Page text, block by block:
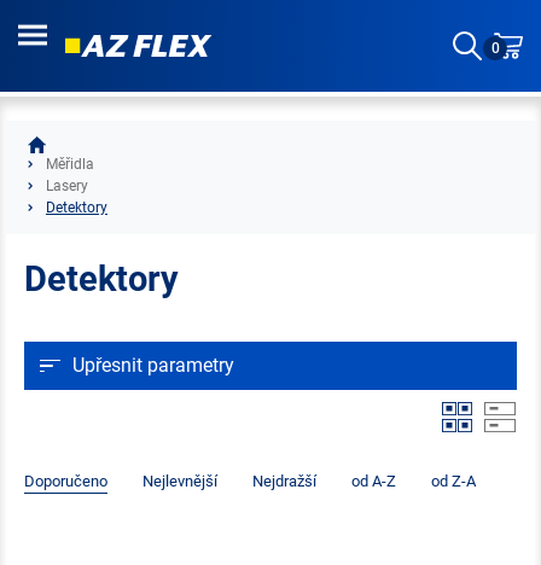
0
Měřidla
Lasery
Detektory
Detektory
Upřesnit parametry
Doporučeno Nejlevnější Nejdražší od A-Z od Z-A